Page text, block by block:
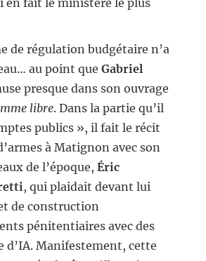
en fait le ministère le plus
de régulation budgétaire n’a
au point que Gabriel
presque dans son ouvrage
libre. Dans la partie qu’il
publics », il fait le récit
à Matignon avec son
de l’époque, Éric
, qui plaidait devant lui
de construction
pénitentiaires avec des
d’IA. Manifestement, cette